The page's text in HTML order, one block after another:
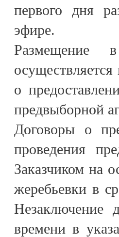
первого дня
эфире.
Размещение
о
предвыборной
Договоры о
проведения
Заказчиком на
жеребьевки в
Незаключение
времени в